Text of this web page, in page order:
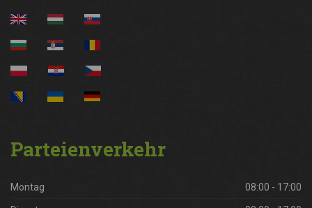
Parteienverkehr
Montag 08:00 - 17:00